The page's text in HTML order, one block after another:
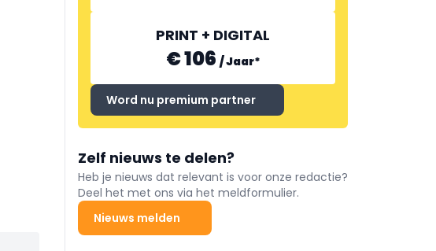
PRINT + DIGITAL
€ 106 /Jaar*
Word nu premium partner
Zelf nieuws te delen?
Heb je nieuws dat relevant is voor onze redactie?
Deel het met ons via het meldformulier.
Nieuws melden